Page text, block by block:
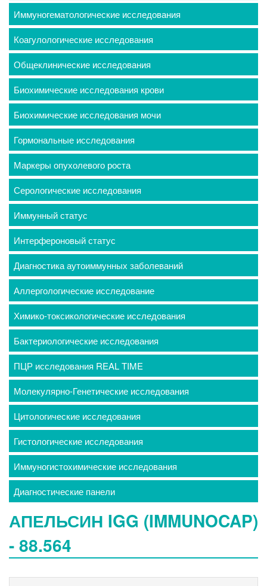
Иммуногематологические исследования
Коагулологические исследования
Общеклинические исследования
Биохимические исследования крови
Биохимические исследования мочи
Гормональные исследования
Маркеры опухолевого роста
Серологические исследования
Иммунный статус
Интерфероновый статус
Диагностика аутоиммунных заболеваний
Аллергологические исследование
Химико-токсикологические исследования
Бактериологические исследования
ПЦР исследования REAL TIME
Молекулярно-Генетические исследования
Цитологические исследования
Гистологические исследования
Иммуногистохимические исследования
Диагностические панели
АПЕЛЬСИН IGG (IMMUNOCAP)
- 88.564